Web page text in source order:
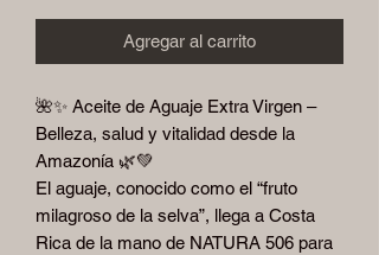
Agregar al carrito
🌺✨ Aceite de Aguaje Extra Virgen –
Belleza, salud y vitalidad desde la
Amazonía 🌿💚
El aguaje, conocido como el “fruto
milagroso de la selva”, llega a Costa
Rica de la mano de NATURA 506 para